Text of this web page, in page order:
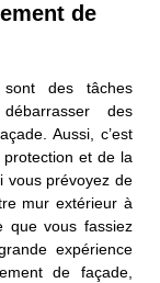
de
des tâches
des
Aussi, c’est
protection et de la
vous prévoyez de
mur extérieur à
que vous fassiez
expérience
de façade,